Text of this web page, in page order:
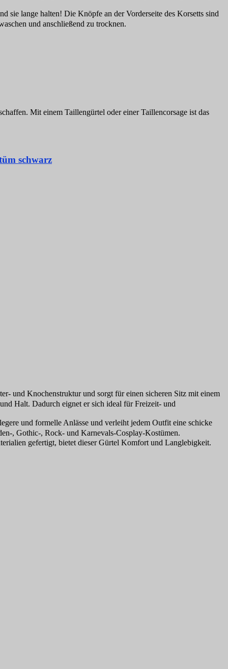
lange halten! Die Knöpfe an der Vorderseite des Korsetts sind
und anschließend zu trocknen.
Mit einem Taillengürtel oder einer Taillencorsage ist das
schwarz
und Knochenstruktur und sorgt für einen sicheren Sitz mit einem
Halt. Dadurch eignet er sich ideal für Freizeit- und
und formelle Anlässe und verleiht jedem Outfit eine schicke
, Gothic-, Rock- und Karnevals-Cosplay-Kostümen.
gefertigt, bietet dieser Gürtel Komfort und Langlebigkeit.